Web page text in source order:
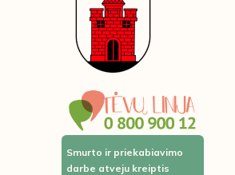
Smurto ir priekabiavimo
darbe atveju kreiptis